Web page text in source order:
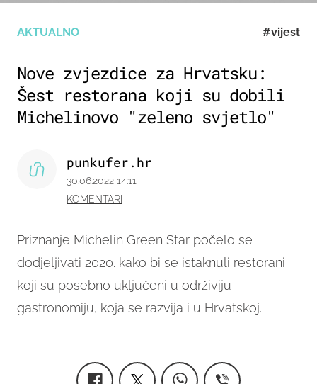
AKTUALNO #vijest
Nove zvjezdice za Hrvatsku:
Šest restorana koji su dobili
Michelinovo "zeleno svjetlo"
Priznanje Michelin Green Star počelo se
dodjeljivati 2020. kako bi se istaknuli restorani
koji su posebno uključeni u održiviju
gastronomiju, koja se razvija i u Hrvatskoj...
punkufer.hr
30.06.2022 14:11
KOMENTARI